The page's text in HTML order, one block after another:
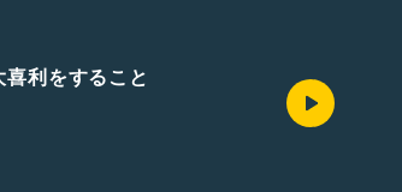
利をすること